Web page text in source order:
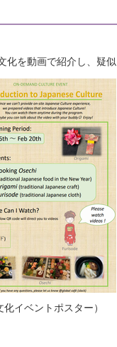
化を動画で紹介し、疑似
化イベントポスター）